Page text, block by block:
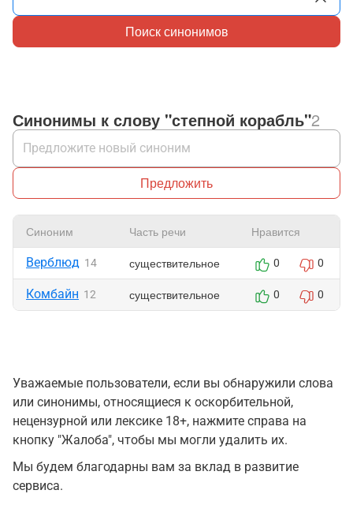
Поиск синонимов
Синонимы к слову "степной корабль"2
Предложить
Синоним Часть речи Нравится
Верблюд 14 существительное 0 0
Комбайн 12 существительное 0 0
Уважаемые пользователи, если вы обнаружили слова
или синонимы, относящиеся к оскорбительной,
нецензурной или лексике 18+, нажмите справа на
кнопку "Жалоба", чтобы мы могли удалить их.
Мы будем благодарны вам за вклад в развитие
сервиса.